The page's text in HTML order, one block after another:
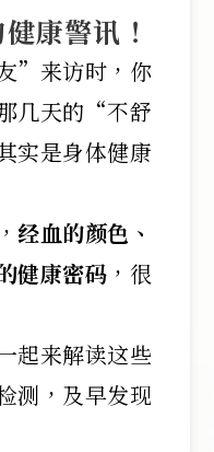
康警讯！
”来访时，你
几天的“不舒
实是身体健康
经血的颜色、
健康密码 ，很
起来解读这些
测，及早发现